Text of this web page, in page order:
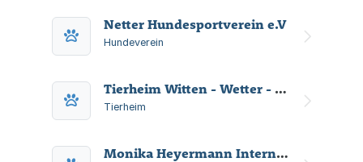
Netter Hundesportverein e.V
Hundeverein
Tierheim Witten - Wetter - Herdecke e.V.
Tierheim
Monika Heyermann Internetshop "Heyermann Hundetransportboxen"